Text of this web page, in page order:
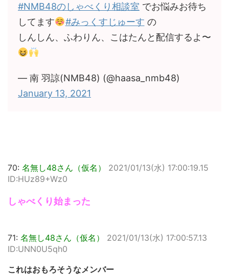
#NMB48のしゃべくり相談室 でお悩みお待ち
してます
#みっくすじゅーす の
しんしん、ふわりん、こはたんと配信するよ〜
— 南 羽諒(NMB48) (@haasa_nmb48)
January 13, 2021
70: 名無し48さん（仮名）
2021/01/13(水) 17:00:19.15
ID:HUz89+Wz0
しゃべくり始まった
71: 名無し48さん（仮名）
2021/01/13(水) 17:00:57.13
ID:UNN0U5qh0
これはおもろそうなメンバー